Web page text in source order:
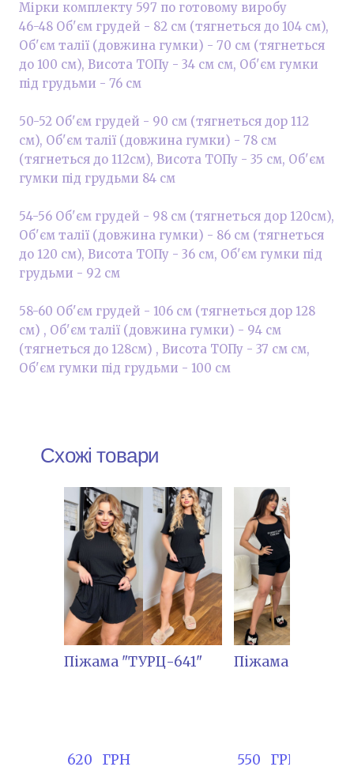
Мірки комплекту 597 по готовому виробу
46-48 Об'єм грудей - 82 см (тягнеться до 104 см),
Об'єм талії (довжина гумки) - 70 см (тягнеться
до 100 см), Висота ТОПу - 34 см см, Об'єм гумки
під грудьми - 76 см
50-52 Об'єм грудей - 90 см (тягнеться дор 112
см), Об'єм талії (довжина гумки) - 78 см
(тягнеться до 112см), Висота ТОПу - 35 см, Об'єм
гумки під грудьми 84 см
54-56 Об'єм грудей - 98 см (тягнеться дор 120см),
Об'єм талії (довжина гумки) - 86 см (тягнеться
до 120 см), Висота ТОПу - 36 см, Об'єм гумки під
грудьми - 92 см
58-60 Об'єм грудей - 106 см (тягнеться дор 128
см) , Об'єм талії (довжина гумки) - 94 см
(тягнеться до 128см) , Висота ТОПу - 37 см см,
Об'єм гумки під грудьми - 100 см
Схожі товари
Піжама "ТУРЦ-641"
620   ГРН
Піжама "РОШ-
550   ГРН